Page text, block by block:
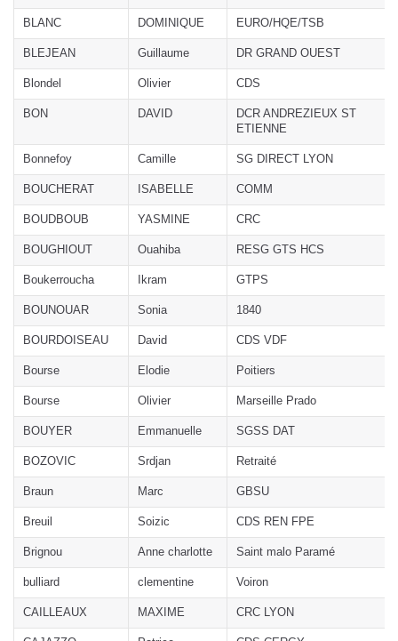
BLANC DOMINIQUE EURO/HQE/TSB
BLEJEAN Guillaume DR GRAND OUEST
Blondel Olivier CDS
BON DAVID
DCR ANDREZIEUX ST
ETIENNE
Bonnefoy Camille SG DIRECT LYON
BOUCHERAT ISABELLE COMM
BOUDBOUB YASMINE CRC
BOUGHIOUT Ouahiba RESG GTS HCS
Boukerroucha Ikram GTPS
BOUNOUAR Sonia 1840
BOURDOISEAU David CDS VDF
Bourse Elodie Poitiers
Bourse Olivier Marseille Prado
BOUYER Emmanuelle SGSS DAT
BOZOVIC Srdjan Retraité
Braun Marc GBSU
Breuil Soizic CDS REN FPE
Brignou Anne charlotte Saint malo Paramé
bulliard clementine Voiron
CAILLEAUX MAXIME CRC LYON